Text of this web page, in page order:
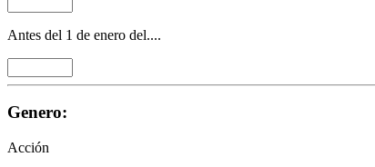
Antes del 1 de enero del....
Genero:
Acción